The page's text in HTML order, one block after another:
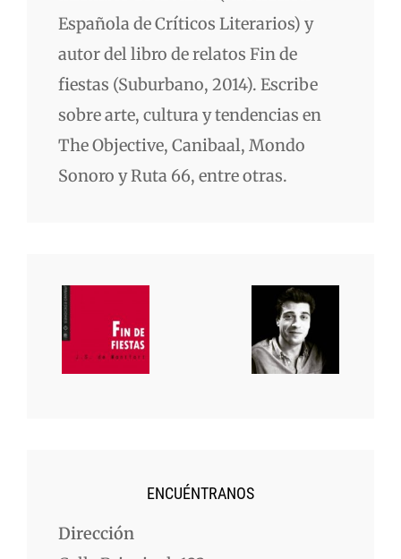
Española de Críticos Literarios) y
autor del libro de relatos Fin de
fiestas (Suburbano, 2014). Escribe
sobre arte, cultura y tendencias en
The Objective, Canibaal, Mondo
Sonoro y Ruta 66, entre otras.
ENCUÉNTRANOS
Dirección